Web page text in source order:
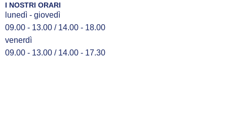
I NOSTRI ORARI
lunedì - giovedì
09.00 - 13.00 / 14.00 - 18.00
venerdì
09.00 - 13.00 / 14.00 - 17.30